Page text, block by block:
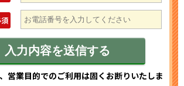
営業目的でのご利用は固くお断りいたしま